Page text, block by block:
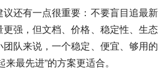
还有一点很重要：不要盲目追最新
强，但文档、价格、稳定性、生态
队来说，一个稳定、便宜、够用的
最先进”的方案更适合。